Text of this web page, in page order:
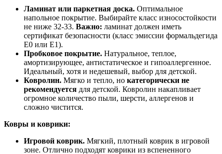
Ламинат или паркетная доска. Оптимальное
напольное покрытие. Выбирайте класс износостойкости
не ниже 32-33. Важно: ламинат должен иметь
сертификат безопасности (класс эмиссии формальдегида
E0 или E1).
Пробковое покрытие. Натуральное, теплое,
амортизирующее, антистатическое и гипоаллергенное.
Идеальный, хотя и недешевый, выбор для детской.
Ковролин. Мягко и тепло, но категорически не
рекомендуется для детской. Ковролин накапливает
огромное количество пыли, шерсти, аллергенов и
сложно чистится.
Ковры и коврики:
Игровой коврик. Мягкий, плотный коврик в игровой
зоне. Отлично подходят коврики из вспененного